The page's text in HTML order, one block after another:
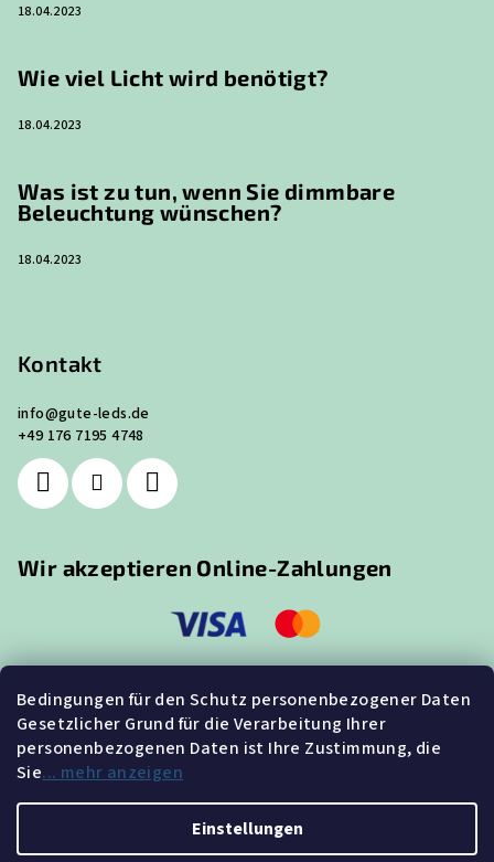
Bedingungen für den Schutz personenbezogener Daten
Gesetzlicher Grund für die Verarbeitung Ihrer
personenbezogenen Daten ist Ihre Zustimmung, die
Sie... mehr anzeigen
Einstellungen
18.04.2023
Wie viel Licht wird benötigt?
18.04.2023
Was ist zu tun, wenn Sie dimmbare
Beleuchtung wünschen?
18.04.2023
Kontakt
info@gute-leds.de
+49 176 7195 4748
Wir akzeptieren Online-Zahlungen
Suche
Suchen